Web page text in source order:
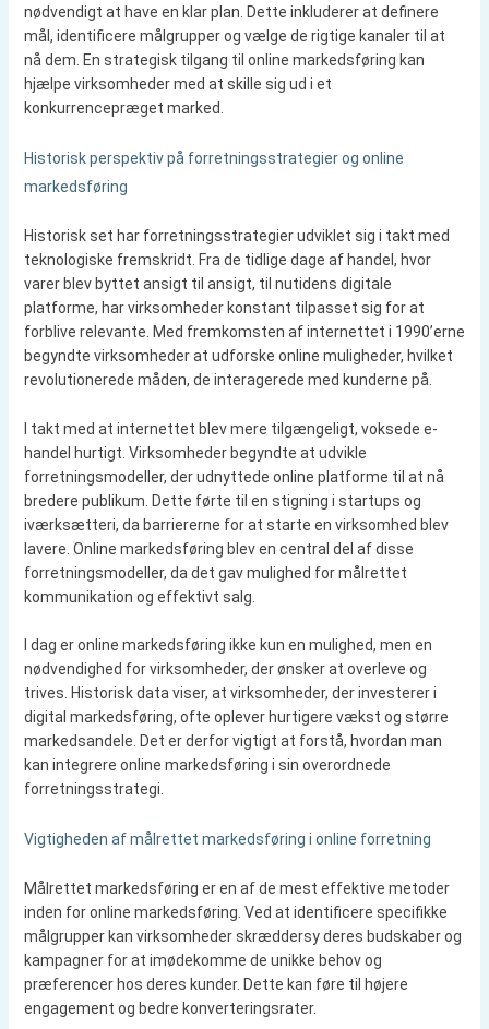
nødvendigt at have en klar plan. Dette inkluderer at definere
mål, identificere målgrupper og vælge de rigtige kanaler til at
nå dem. En strategisk tilgang til online markedsføring kan
hjælpe virksomheder med at skille sig ud i et
konkurrencepræget marked.
Historisk perspektiv på forretningsstrategier og online
markedsføring
Historisk set har forretningsstrategier udviklet sig i takt med
teknologiske fremskridt. Fra de tidlige dage af handel, hvor
varer blev byttet ansigt til ansigt, til nutidens digitale
platforme, har virksomheder konstant tilpasset sig for at
forblive relevante. Med fremkomsten af internettet i 1990’erne
begyndte virksomheder at udforske online muligheder, hvilket
revolutionerede måden, de interagerede med kunderne på.
I takt med at internettet blev mere tilgængeligt, voksede e-
handel hurtigt. Virksomheder begyndte at udvikle
forretningsmodeller, der udnyttede online platforme til at nå
bredere publikum. Dette førte til en stigning i startups og
iværksætteri, da barriererne for at starte en virksomhed blev
lavere. Online markedsføring blev en central del af disse
forretningsmodeller, da det gav mulighed for målrettet
kommunikation og effektivt salg.
I dag er online markedsføring ikke kun en mulighed, men en
nødvendighed for virksomheder, der ønsker at overleve og
trives. Historisk data viser, at virksomheder, der investerer i
digital markedsføring, ofte oplever hurtigere vækst og større
markedsandele. Det er derfor vigtigt at forstå, hvordan man
kan integrere online markedsføring i sin overordnede
forretningsstrategi.
Vigtigheden af målrettet markedsføring i online forretning
Målrettet markedsføring er en af de mest effektive metoder
inden for online markedsføring. Ved at identificere specifikke
målgrupper kan virksomheder skræddersy deres budskaber og
kampagner for at imødekomme de unikke behov og
præferencer hos deres kunder. Dette kan føre til højere
engagement og bedre konverteringsrater.